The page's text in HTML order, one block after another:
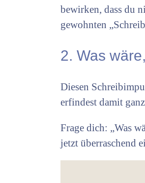
bewirken, dass du
gewohnten
2. Was
Diesen
erfindest damit
Frage dich: „Was
jetzt überraschend